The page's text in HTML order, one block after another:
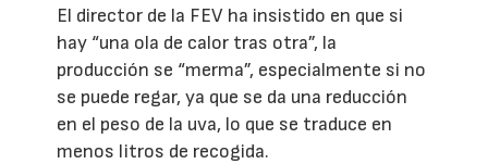
El director de la FEV ha insistido en que si
hay “una ola de calor tras otra”, la
producción se “merma”, especialmente si no
se puede regar, ya que se da una reducción
en el peso de la uva, lo que se traduce en
menos litros de recogida.